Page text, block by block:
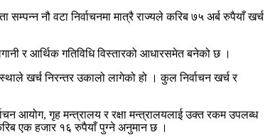
नौ वटा निर्वाचनमा मात्रै राज्यले करिब ७५ अर्ब रुपैयाँ खर्च
र आर्थिक गतिविधि विस्तारको आधारसमेत बनेको छ ।
खर्च निरन्तर उकालो लागेको हो । कुल निर्वाचन खर्च र
आयोग, गृह मन्त्रालय र रक्षा मन्त्रालयलाई उक्त रकम उपलब्ध
एक हजार १६ रुपैयाँ पुग्ने अनुमान छ ।